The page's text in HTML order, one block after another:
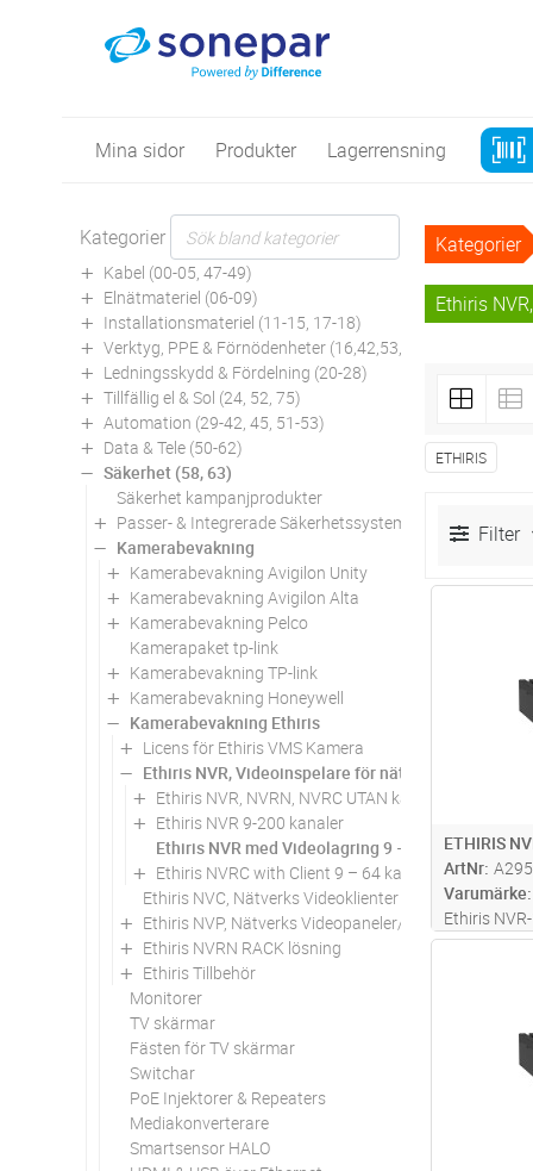
Mina sidor Produkter Lagerrensning
Kategorier
Kabel (00-05, 47-49)
Elnätmateriel (06-09)
Installationsmateriel (11-15, 17-18)
Verktyg, PPE & Förnödenheter (16,42,53,94)
Ledningsskydd & Fördelning (20-28)
Tillfällig el & Sol (24, 52, 75)
Automation (29-42, 45, 51-53)
Data & Tele (50-62)
Säkerhet (58, 63)
Säkerhet kampanjprodukter
Passer- & Integrerade Säkerhetssystem
Kamerabevakning
Kamerabevakning Avigilon Unity
Kamerabevakning Avigilon Alta
Kamerabevakning Pelco
Kamerapaket tp-link
Kamerabevakning TP-link
Kamerabevakning Honeywell
Kamerabevakning Ethiris
Licens för Ethiris VMS Kamera
Ethiris NVR, Videoinspelare för nätverk, 9 till 200ch
Ethiris NVR, NVRN, NVRC UTAN kameralicens
Ethiris NVR 9-200 kanaler
Ethiris NVR med Videolagring 9 – 48 kanal
Ethiris NVRC with Client 9 – 64 kanaler
Ethiris NVC, Nätverks Videoklienter
Ethiris NVP, Nätverks Videopaneler/Klienter
Ethiris NVRN RACK lösning
Ethiris Tillbehör
Monitorer
TV skärmar
Fästen för TV skärmar
Switchar
PoE Injektorer & Repeaters
Mediakonverterare
Smartsensor HALO
Kategorier
Ethiris
ETHIRIS
Filter
ETHIRIS
ArtNr
Varumärke
Ethiris
...läs